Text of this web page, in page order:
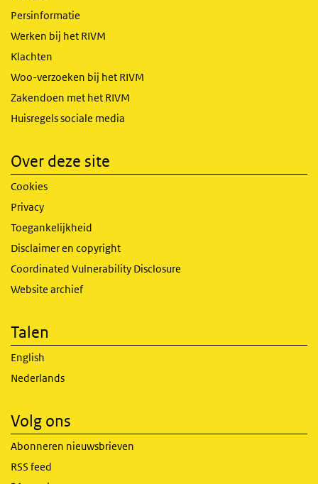
Persinformatie
Werken bij het RIVM
Klachten
Woo-verzoeken bij het RIVM
Zakendoen met het RIVM
Huisregels sociale media
Over deze site
Cookies
Privacy
Toegankelijkheid
Disclaimer en copyright
Coordinated Vulnerability Disclosure
Website archief
Talen
English
Nederlands
Volg ons
Abonneren nieuwsbrieven
RSS feed